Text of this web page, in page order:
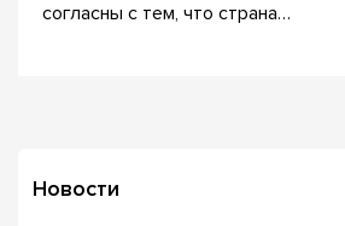
согласны с тем, что страна…
Новости